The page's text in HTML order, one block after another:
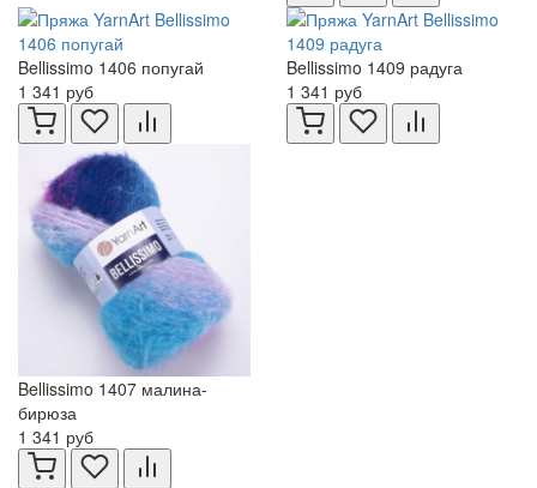
Bellissimo 1406 попугай
1 341 руб
Bellissimo 1409 радуга
1 341 руб
Bellissimo 1407 малина-
бирюза
1 341 руб